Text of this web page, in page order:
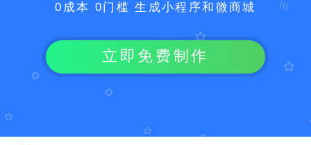
0成本 0门槛 生成小程序和微商城
立即免费制作